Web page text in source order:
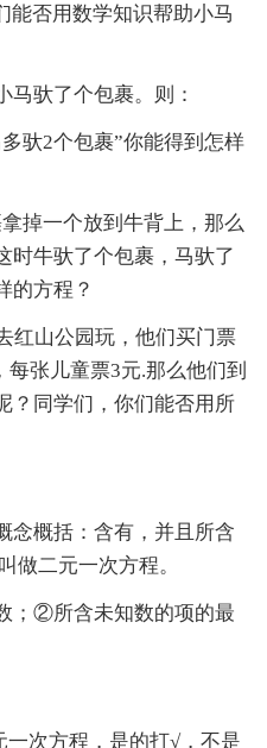
能否用数学知识帮助小马
马驮了个包裹。则：
驮2个包裹”你能得到怎样
掉一个放到牛背上，那么
时牛驮了个包裹，马驮了
的方程？
红山公园玩，他们买门票
张儿童票3元.那么他们到
？同学们，你们能否用所
念概括：含有，并且所含
做二元一次方程。
；②所含未知数的项的最
一次方程，是的打√，不是